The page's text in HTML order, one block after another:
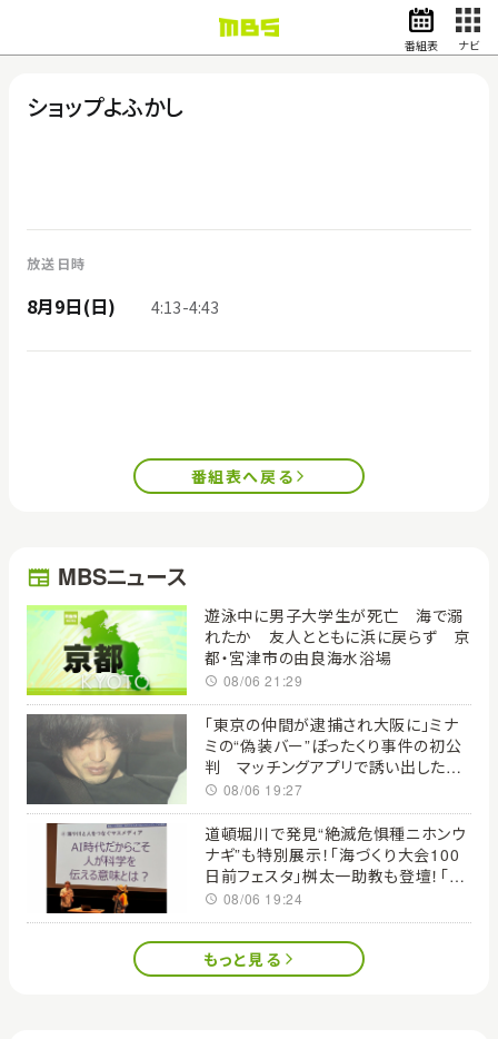
情報・報道
天気・防災
検索
番組表 ナビ
ショップよふかし
8月9日(日) 4:13-4:43
番組表へ戻る
MBSニュース
遊泳中に男子大学生が死亡 海で溺
れたか 友人とともに浜に戻らず 京
都・宮津市の由良海水浴場
08/06 21:29
「東京の仲間が逮捕され大阪に」ミナ
ミの“偽装バー”ぼったくり事件の初公
判 マッチングアプリで誘い出した男
性から約960万円だまし取った罪を認
めた男
08/06 19:27
道頓堀川で発見“絶滅危惧種ニホンウ
ナギ”も特別展示！「海づくり大会100
日前フェスタ」桝太一助教も登壇！「人
と人のつながりがすごいシンポジウム
は初めて」 研究者や高校生が立場
超え白熱クロストーク！
08/06 19:24
もっと見る